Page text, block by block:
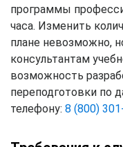
программы
часа. Изменить
плане невозможно,
консультантам
возможность
переподготовки по
телефону: 8 (800)